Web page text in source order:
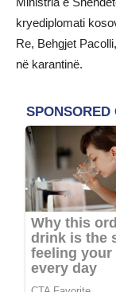
kryediplomati
Re, Behgjet
në karantinë.